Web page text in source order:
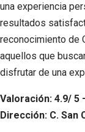
una experiencia
resultados
reconocimiento de
aquellos que
disfrutar de una
Valoración: 4.9/ 5
Dirección: C. San